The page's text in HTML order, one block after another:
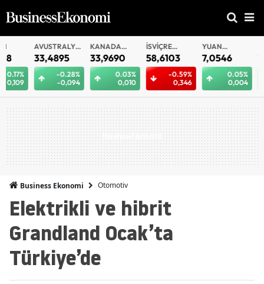
AVUSTRALYA
DOLARI
33,4895
-0.28%
-0,094
KANADA
DOLARI
33,9690
0.03%
0,010
İSVIÇRE
FRANKI
58,6103
-0.59%
0,346
YUAN
OFFSHORE
7,0546
0.05%
0,004
7,0537
Business Ekonomi Otomotiv
Elektrikli ve hibrit
Grandland Ocak’ta
Türkiye’de